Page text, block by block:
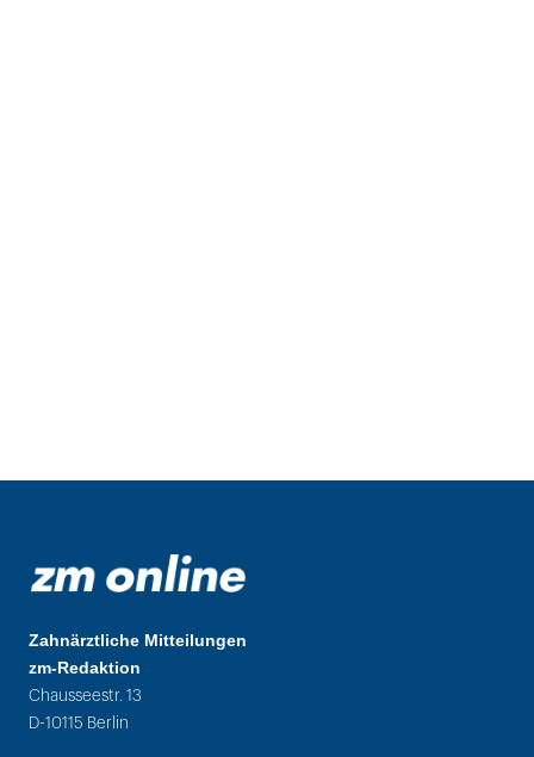
Zahnärztliche Mitteilungen
zm-Redaktion
Chausseestr. 13
D-10115 Berlin